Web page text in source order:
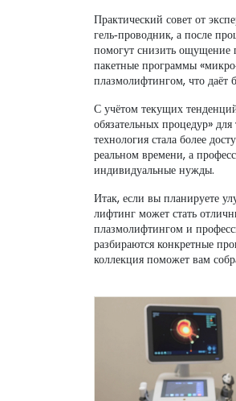
Практический совет от
гель‑проводник, а после
помогут снизить ощущение
пакетные программы
плазмолифтингом, что даёт
С учётом текущих
обязательных процедур»
технология стала более
реальном времени, а
индивидуальные нужды.
Итак, если вы планируете
лифтинг может стать
плазмолифтингом и
разбираются конкретные
коллекция поможет вам